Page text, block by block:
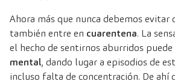
Ahora más que nunca debemos evitar
también entre en cuarentena. La
el hecho de sentirnos aburridos
mental, dando lugar a episodios de
incluso falta de concentración. De ahí